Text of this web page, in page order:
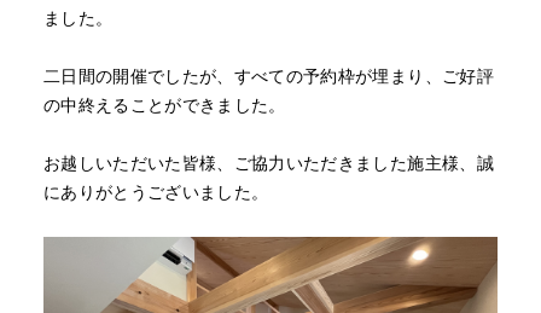
ました。
二日間の開催でしたが、すべての予約枠が埋まり、ご好評
の中終えることができました。
お越しいただいた皆様、ご協力いただきました施主様、誠
にありがとうございました。